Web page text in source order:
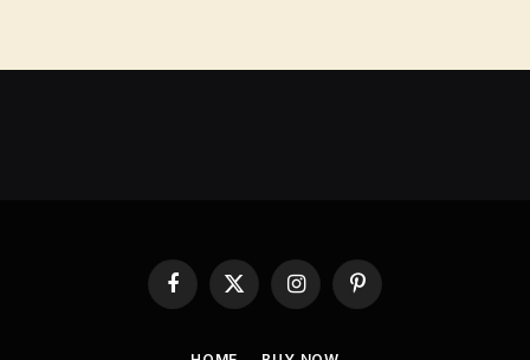
Facebook
X
InstagramPinterest